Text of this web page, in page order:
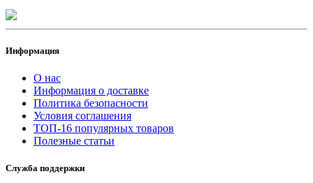
Информация
О нас
Информация о доставке
Политика безопасности
Условия соглашения
ТОП-16 популярных товаров
Полезные статьи
Служба поддержки